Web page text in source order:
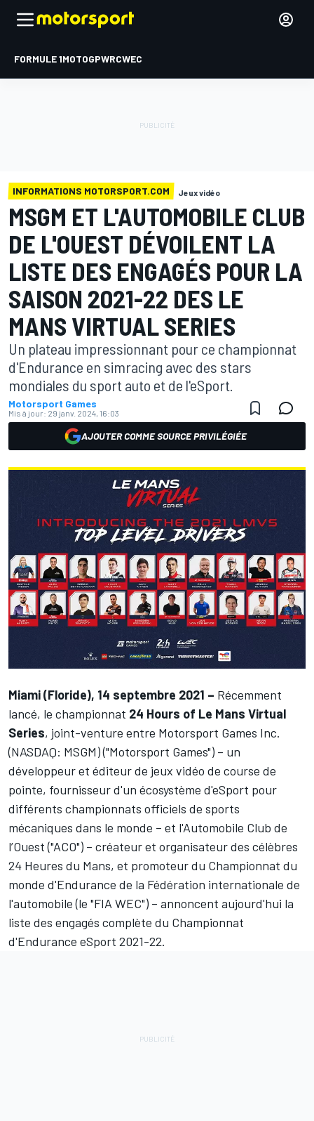
FORMULE 1MOTOGPWRCWEC
INFORMATIONS MOTORSPORT.COM Jeux vidéo
MSGM ET L'AUTOMOBILE CLUB
DE L'OUEST DÉVOILENT LA
LISTE DES ENGAGÉS POUR LA
SAISON 2021-22 DES LE
MANS VIRTUAL SERIES
Un plateau impressionnant pour ce championnat
d'Endurance en simracing avec des stars
mondiales du sport auto et de l'eSport.
Motorsport Games
Mis à jour: 29 janv. 2024, 16:03
AJOUTER COMME SOURCE PRIVILÉGIÉE
Miami (Floride), 14 septembre 2021 – Récemment
lancé, le championnat 24 Hours of Le Mans Virtual
Series, joint-venture entre Motorsport Games Inc.
(NASDAQ: MSGM)("Motorsport Games") – un
développeur et éditeur de jeux vidéo de course de
pointe, fournisseur d'un écosystème d'eSport pour
différents championnats officiels de sports
mécaniques dans le monde – et l'Automobile Club de
l’Ouest ("ACO") – créateur et organisateur des célèbres
24 Heures du Mans, et promoteur du Championnat du
monde d'Endurance de la Fédération internationale de
l'automobile (le "FIA WEC") – annoncent aujourd'hui la
liste des engagés complète du Championnat
d'Endurance eSport 2021-22.